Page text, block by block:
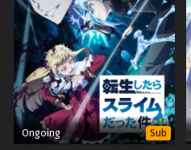
Ongoing Sub